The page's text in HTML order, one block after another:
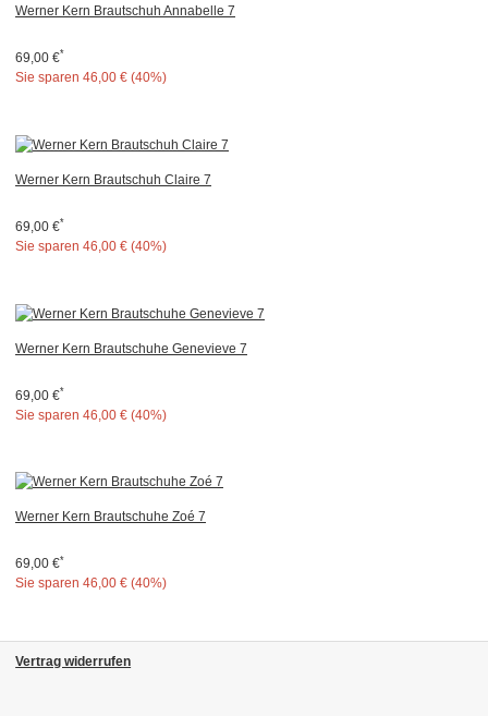
Werner Kern Brautschuh Annabelle 7
69,00 €*
Sie sparen 46,00 € (40%)
Werner Kern Brautschuh Claire 7
69,00 €*
Sie sparen 46,00 € (40%)
Werner Kern Brautschuhe Genevieve 7
69,00 €*
Sie sparen 46,00 € (40%)
Werner Kern Brautschuhe Zoé 7
69,00 €*
Sie sparen 46,00 € (40%)
Vertrag widerrufen